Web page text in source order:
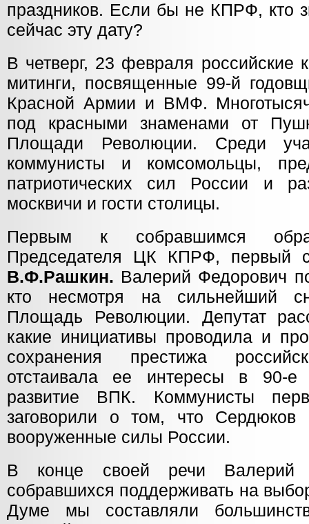
праздников. Если бы не КПРФ, кто
сейчас эту дату?
В четверг, 23 февраля
митинги, посвященные 99-й
Красной Армии и ВМФ.
под красными знаменами от
Площади Революции. Среди
коммунисты и комсомольцы,
патриотических сил России и
москвичи и гости столицы.
Первым к собравшимся
Председателя ЦК КПРФ, первый
В.Ф.Рашкин. Валерий Федорович
кто несмотря на сильнейший
Площадь Революции. Депутат
какие инициативы проводила и
сохранения престижа
отстаивала ее интересы в 90-е
развитие ВПК. Коммунисты
заговорили о том, что Сердюков
вооруженные силы России.
В конце своей речи Валерий
собравшихся поддерживать на
Думе мы составляли